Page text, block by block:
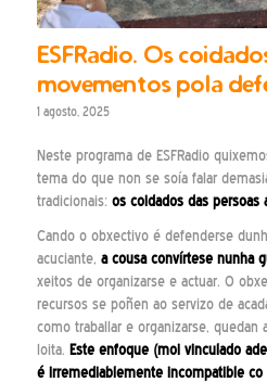
ESFRadio. Os
movementos pola
1 agosto, 2025
Neste programa de ESFRadio
tema do que non se soía falar
tradicionais: os coidados das persoas
Cando o obxectivo é defenderse
acuciante, a cousa convírtese nunha
xeitos de organizarse e actuar. O
recursos se poñen ao servizo de
como traballar e organizarse, quedan
loita. Este enfoque (moi vinculado
é irremediablemente incompatible co